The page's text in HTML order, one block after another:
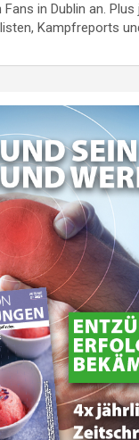
in Dublin an.
Kampfreports